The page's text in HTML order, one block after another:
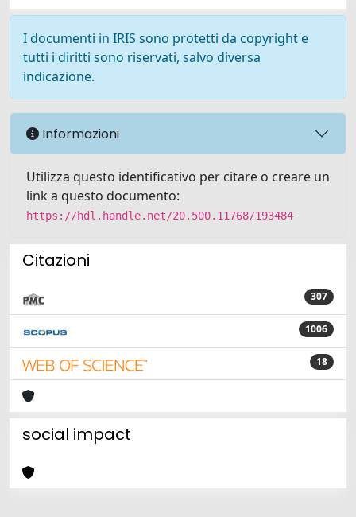
I documenti in IRIS sono protetti da copyright e
tutti i diritti sono riservati, salvo diversa
indicazione.
Informazioni
Utilizza questo identificativo per citare o creare un
link a questo documento:
https://hdl.handle.net/20.500.11768/193484
Citazioni
307
1006
18
social impact